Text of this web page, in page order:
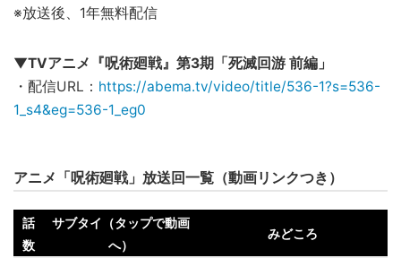
※放送後、1年無料配信
▼TVアニメ『呪術廻戦』第3期「死滅回游 前編」
・配信URL： https://abema.tv/video/title/536-1?s=536-
1_s4&eg=536-1_eg0
アニメ「呪術廻戦」放送回一覧（動画リンクつき）
話
数
サブタイ（タップで動画
へ）
みどころ